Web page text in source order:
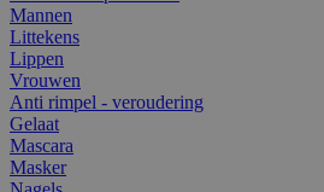
Mannen
Littekens
Lippen
Vrouwen
Anti rimpel - veroudering
Gelaat
Mascara
Masker